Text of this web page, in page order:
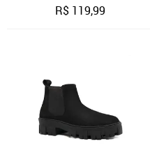
R$ 119,99